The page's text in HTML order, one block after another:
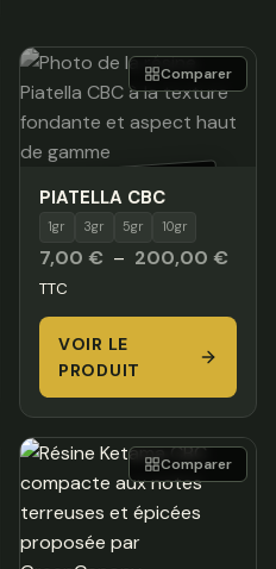
€
HORS STOCK
PIATELLA CBC
1gr 3gr 5gr 10gr
7,00 € – 200,00 €
prix :
TTC
VOIR LE
PRODUIT
Comparer
Comparer